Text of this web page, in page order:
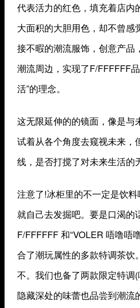
代表活力的红色，填充着店内
大面积的大胆用色，却不曾感
接不暇的潮流服饰，创意产品
潮流周边，实现了F/FFFFFF
活”的理念。
这无限延伸的的镜面，像是与
试着从各个角度去窥视未来，
线，是否打搅了对未来生活的
注意了!冰柜里的不一定是饮
就自己去发掘吧。要是口渴的
F/FFFFFF 和“VOLER 唔噜唔
合了潮玩属性的多款特调茶饮
不。我们也备了两款限定特调
隐藏深处的味蕾也品尝到潮流